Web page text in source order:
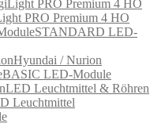
PRO Premium 4 HO
STANDARD LED-
Hyundai / Nurion
BASIC LED-Module
LED Leuchtmittel & Röhren
Leuchtmittel